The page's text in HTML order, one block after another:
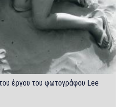
έργου του φωτογράφου Lee